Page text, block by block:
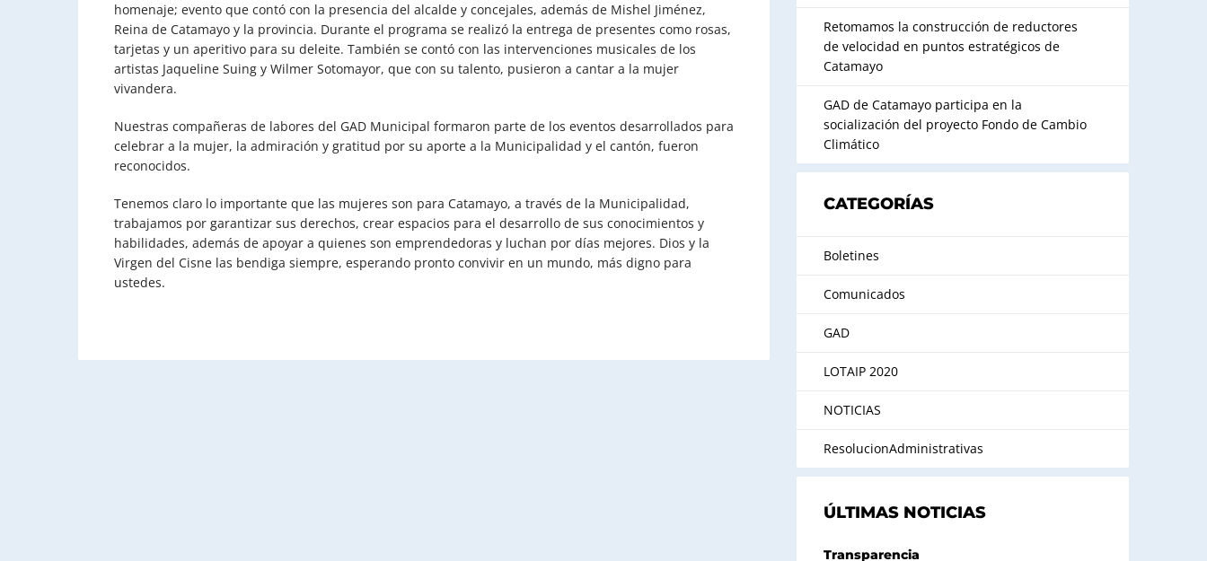
homenaje; evento que contó con la presencia del alcalde y concejales, además de Mishel Jiménez,
Reina de Catamayo y la provincia. Durante el programa se realizó la entrega de presentes como rosas,
tarjetas y un aperitivo para su deleite. También se contó con las intervenciones musicales de los
artistas Jaqueline Suing y Wilmer Sotomayor, que con su talento, pusieron a cantar a la mujer
vivandera.
Nuestras compañeras de labores del GAD Municipal formaron parte de los eventos desarrollados para
celebrar a la mujer, la admiración y gratitud por su aporte a la Municipalidad y el cantón, fueron
reconocidos.
Tenemos claro lo importante que las mujeres son para Catamayo, a través de la Municipalidad,
trabajamos por garantizar sus derechos, crear espacios para el desarrollo de sus conocimientos y
habilidades, además de apoyar a quienes son emprendedoras y luchan por días mejores. Dios y la
Virgen del Cisne las bendiga siempre, esperando pronto convivir en un mundo, más digno para
ustedes.
Retomamos la construcción de reductores
de velocidad en puntos estratégicos de
Catamayo
GAD de Catamayo participa en la
socialización del proyecto Fondo de Cambio
Climático
CATEGORÍAS
Boletines
Comunicados
GAD
LOTAIP 2020
NOTICIAS
ResolucionAdministrativas
ÚLTIMAS NOTICIAS
Transparencia